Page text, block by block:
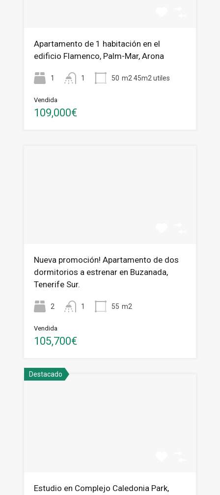
Apartamento de 1 habitación en el
edificio Flamenco, Palm-Mar, Arona
1 1 50 m2 45m2 utiles
Vendida
109,000€
Nueva promoción! Apartamento de dos
dormitorios a estrenar en Buzanada,
Tenerife Sur.
2 1 55 m2
Vendida
105,700€
Destacado
Estudio en Complejo Caledonia Park,